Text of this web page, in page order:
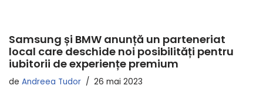
Samsung și BMW anunță un parteneriat
local care deschide noi posibilități pentru
iubitorii de experiențe premium
de Andreea Tudor 26 mai 2023